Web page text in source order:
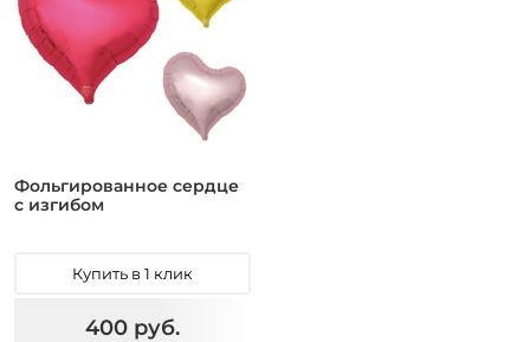
Фольгированное сердце
с изгибом
Купить в 1 клик
400 руб.